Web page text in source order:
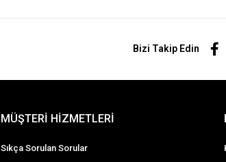
Bizi Takip Edin
MÜŞTERİ HİZMETLERİ
Sıkça Sorulan Sorular